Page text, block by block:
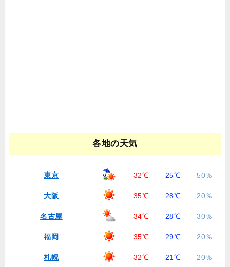
各地の天気
東京 32℃ 25℃ 50％
大阪 35℃ 28℃ 20％
名古屋 34℃ 28℃ 30％
福岡 35℃ 29℃ 20％
札幌 32℃ 21℃ 20％